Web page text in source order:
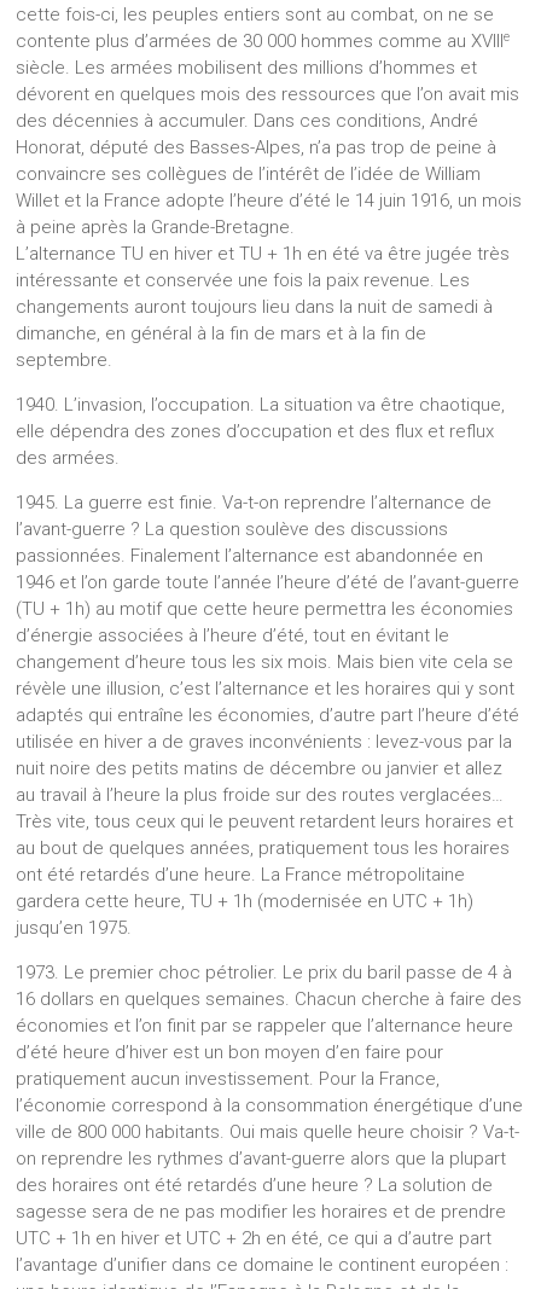
cette fois-ci, les peuples entiers sont au combat, on ne se
contente plus d’armées de 30 000 hommes comme au XVIIIe
siècle. Les armées mobilisent des millions d’hommes et
dévorent en quelques mois des ressources que l’on avait mis
des décennies à accumuler. Dans ces conditions, André
Honorat, député des Basses-Alpes, n’a pas trop de peine à
convaincre ses collègues de l’intérêt de l’idée de William
Willet et la France adopte l’heure d’été le 14 juin 1916, un mois
à peine après la Grande-Bretagne.
L’alternance TU en hiver et TU + 1h en été va être jugée très
intéressante et conservée une fois la paix revenue. Les
changements auront toujours lieu dans la nuit de samedi à
dimanche, en général à la fin de mars et à la fin de
septembre.
1940. L’invasion, l’occupation. La situation va être chaotique,
elle dépendra des zones d’occupation et des flux et reflux
des armées.
1945. La guerre est finie. Va-t-on reprendre l’alternance de
l’avant-guerre ? La question soulève des discussions
passionnées. Finalement l’alternance est abandonnée en
1946 et l’on garde toute l’année l’heure d’été de l’avant-guerre
(TU + 1h) au motif que cette heure permettra les économies
d’énergie associées à l’heure d’été, tout en évitant le
changement d’heure tous les six mois. Mais bien vite cela se
révèle une illusion, c’est l’alternance et les horaires qui y sont
adaptés qui entraîne les économies, d’autre part l’heure d’été
utilisée en hiver a de graves inconvénients : levez-vous par la
nuit noire des petits matins de décembre ou janvier et allez
au travail à l’heure la plus froide sur des routes verglacées…
Très vite, tous ceux qui le peuvent retardent leurs horaires et
au bout de quelques années, pratiquement tous les horaires
ont été retardés d’une heure. La France métropolitaine
gardera cette heure, TU + 1h (modernisée en UTC + 1h)
jusqu’en 1975.
1973. Le premier choc pétrolier. Le prix du baril passe de 4 à
16 dollars en quelques semaines. Chacun cherche à faire des
économies et l’on finit par se rappeler que l’alternance heure
d’été heure d’hiver est un bon moyen d’en faire pour
pratiquement aucun investissement. Pour la France,
l’économie correspond à la consommation énergétique d’une
ville de 800 000 habitants. Oui mais quelle heure choisir ? Va-t-
on reprendre les rythmes d’avant-guerre alors que la plupart
des horaires ont été retardés d’une heure ? La solution de
sagesse sera de ne pas modifier les horaires et de prendre
UTC + 1h en hiver et UTC + 2h en été, ce qui a d’autre part
l’avantage d’unifier dans ce domaine le continent européen :